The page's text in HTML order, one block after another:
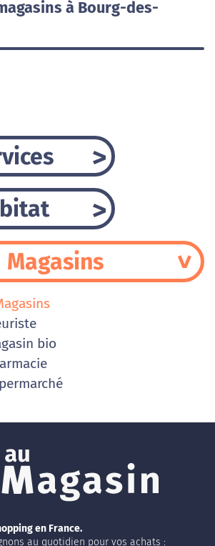
à Bourg-des-
Magasins
bio
en France.
au quotidien pour vos achats :